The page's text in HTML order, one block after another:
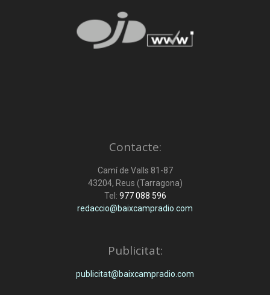
Contacte:
Camí de Valls 81-87
43204, Reus (Tarragona)
Tel: 977 088 596
redaccio@baixcampradio.com
Publicitat:
publicitat@baixcampradio.com